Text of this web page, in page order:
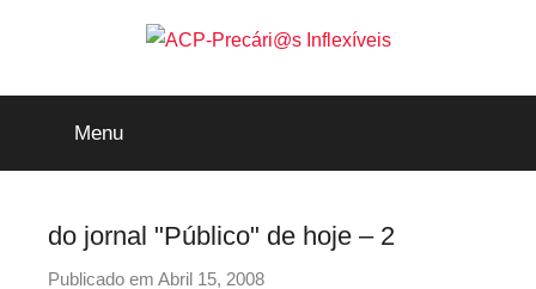
ACP-
Precári@s
Inflexíveis
Menu
do jornal "Público" de hoje – 2
Publicado em Abril 15, 2008